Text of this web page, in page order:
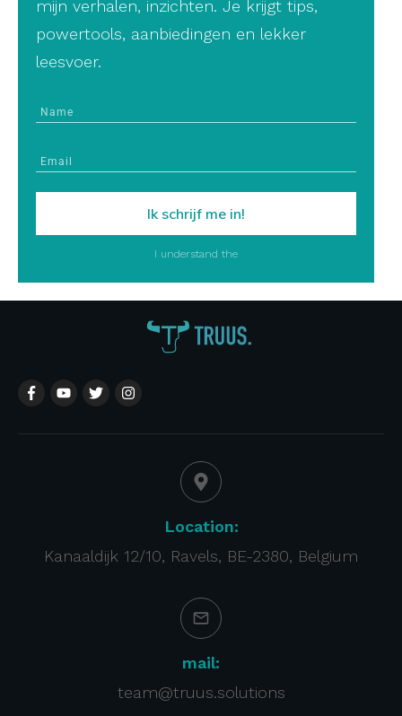
mijn verhalen, inzichten. Je krijgt tips,
powertools, aanbiedingen en lekker
leesvoer.
Ik schrijf me in!
I understand the
Location:
Kanaaldijk 12/10, Ravels, BE-2380, Belgium
mail:
team@truus.solutions